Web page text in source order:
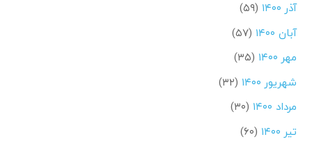
آذر ۱۴۰۰
(۵۹)
آبان ۱۴۰۰
(۵۷)
مهر ۱۴۰۰
(۳۵)
شهریور ۱۴۰۰
(۳۲)
مرداد ۱۴۰۰
(۳۰)
تیر ۱۴۰۰
(۶۰)